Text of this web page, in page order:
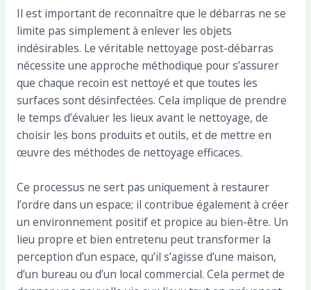
Il est important de reconnaître que le débarras ne se
limite pas simplement à enlever les objets
indésirables. Le véritable nettoyage post-débarras
nécessite une approche méthodique pour s’assurer
que chaque recoin est nettoyé et que toutes les
surfaces sont désinfectées. Cela implique de prendre
le temps d’évaluer les lieux avant le nettoyage, de
choisir les bons produits et outils, et de mettre en
œuvre des méthodes de nettoyage efficaces.
Ce processus ne sert pas uniquement à restaurer
l’ordre dans un espace; il contribue également à créer
un environnement positif et propice au bien-être. Un
lieu propre et bien entretenu peut transformer la
perception d’un espace, qu’il s’agisse d’une maison,
d’un bureau ou d’un local commercial. Cela permet de